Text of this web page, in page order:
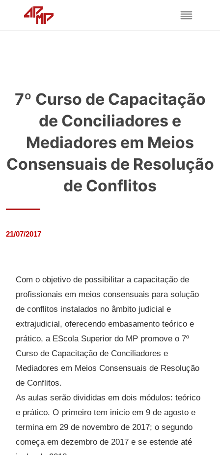
7º Curso de Capacitação
de Conciliadores e
Mediadores em Meios
Consensuais de Resolução
de Conflitos
21/07/2017
Com o objetivo de possibilitar a capacitação de
profissionais em meios consensuais para solução
de conflitos instalados no âmbito judicial e
extrajudicial, oferecendo embasamento teórico e
prático, a EScola Superior do MP promove o 7º
Curso de Capacitação de Conciliadores e
Mediadores em Meios Consensuais de Resolução
de Conflitos.
As aulas serão divididas em dois módulos: teórico
e prático. O primeiro tem início em 9 de agosto e
termina em 29 de novembro de 2017; o segundo
começa em dezembro de 2017 e se estende até